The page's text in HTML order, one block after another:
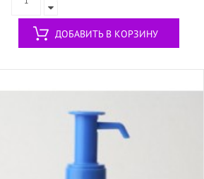
ДОБАВИТЬ В КОРЗИНУ